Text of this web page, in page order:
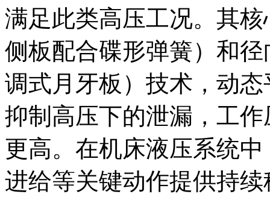
满足此类高压工况。其
侧板配合碟形弹簧）和
调式月牙板）技术，动
抑制高压下的泄漏，工作
更高。在机床液压系统
进给等关键动作提供持